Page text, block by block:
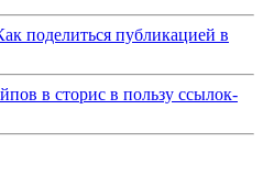
поделиться публикацией в
в сториc в пользу ссылок-